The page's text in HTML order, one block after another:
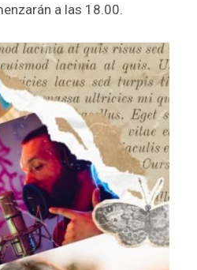
a las 18.00.